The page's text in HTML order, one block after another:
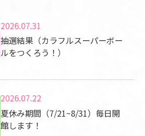
2026.07.31
抽選結果（カラフルスーパーボー
ルをつくろう！）
2026.07.22
夏休み期間（7/21~8/31）毎日開
館します！